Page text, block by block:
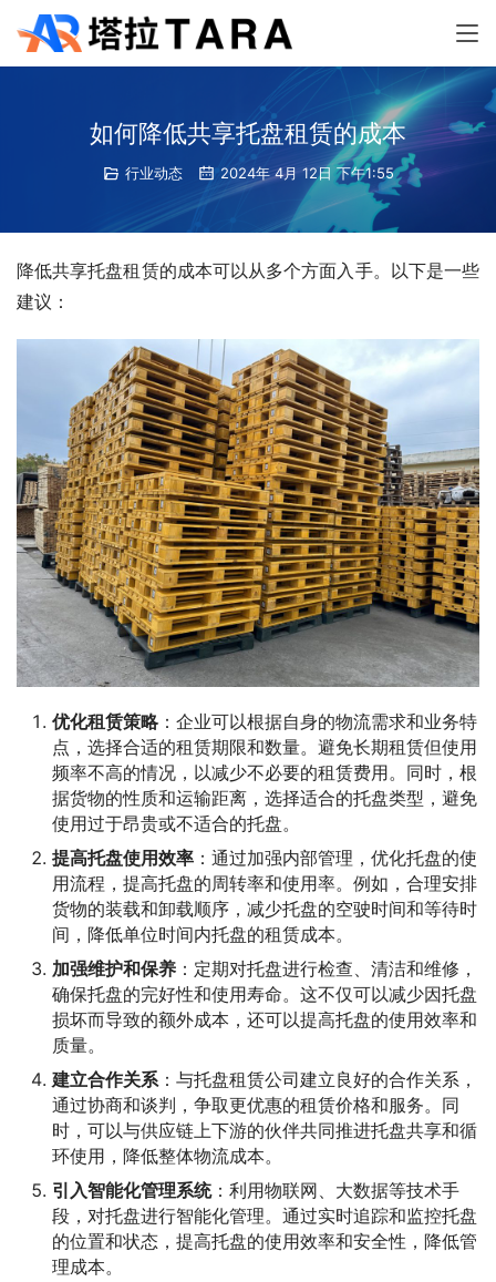
如何降低共享托盘租赁的成本
行业动态 2024年 4月 12日 下午1:55
降低共享托盘租赁的成本可以从多个方面入手。以下是一些
建议：
优化租赁策略：企业可以根据自身的物流需求和业务特
点，选择合适的租赁期限和数量。避免长期租赁但使用
频率不高的情况，以减少不必要的租赁费用。同时，根
据货物的性质和运输距离，选择适合的托盘类型，避免
使用过于昂贵或不适合的托盘。
提高托盘使用效率 ：通过加强内部管理，优化托盘的使
用流程，提高托盘的周转率和使用率。例如，合理安排
货物的装载和卸载顺序，减少托盘的空驶时间和等待时
间，降低单位时间内托盘的租赁成本。
加强维护和保养 ：定期对托盘进行检查、清洁和维修，
确保托盘的完好性和使用寿命。这不仅可以减少因托盘
损坏而导致的额外成本，还可以提高托盘的使用效率和
质量。
建立合作关系 ：与托盘租赁公司建立良好的合作关系，
通过协商和谈判，争取更优惠的租赁价格和服务。同
时，可以与供应链上下游的伙伴共同推进托盘共享和循
环使用，降低整体物流成本。
引入智能化管理系统：利用物联网、大数据等技术手
段，对托盘进行智能化管理。通过实时追踪和监控托盘
的位置和状态，提高托盘的使用效率和安全性，降低管
理成本。